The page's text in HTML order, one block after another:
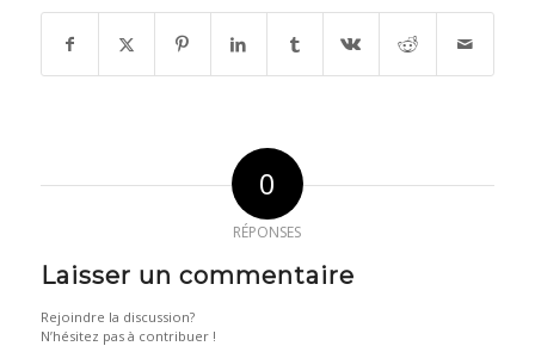
0
RÉPONSES
Laisser un commentaire
Rejoindre la discussion?
N’hésitez pas à contribuer !